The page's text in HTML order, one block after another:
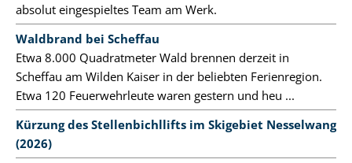
absolut eingespieltes Team am Werk.
Waldbrand bei Scheffau
Etwa 8.000 Quadratmeter Wald brennen derzeit in
Scheffau am Wilden Kaiser in der beliebten Ferienregion.
Etwa 120 Feuerwehrleute waren gestern und heu ...
Kürzung des Stellenbichllifts im Skigebiet Nesselwang
(2026)